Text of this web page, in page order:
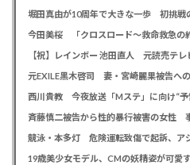
堀田真由が10周年で大きな一歩 初挑戦
今田美桜 「クロスロード～救命救急の
【祝】レインボー 池田直人 元読売テ
19歳美少女モデル、CMの妖精姿が可愛